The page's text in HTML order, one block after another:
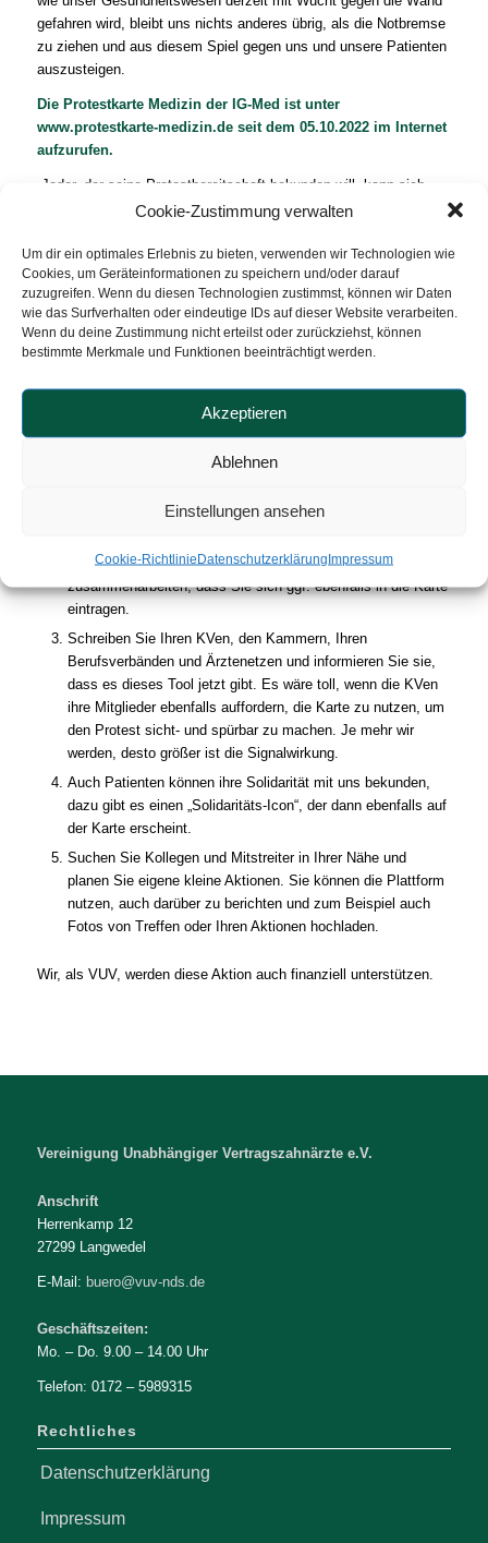
Cookie-Zustimmung verwalten
Um dir ein optimales Erlebnis zu bieten, verwenden wir Technologien wie
Cookies, um Geräteinformationen zu speichern und/oder darauf
zuzugreifen. Wenn du diesen Technologien zustimmst, können wir Daten
wie das Surfverhalten oder eindeutige IDs auf dieser Website verarbeiten.
Wenn du deine Zustimmung nicht erteilst oder zurückziehst, können
bestimmte Merkmale und Funktionen beeinträchtigt werden.
Akzeptieren
Ablehnen
Einstellungen ansehen
Cookie-RichtlinieDatenschutzerklärungImpressum
gefahren wird, bleibt uns nichts anderes übrig, als die Notbremse
zu ziehen und aus diesem Spiel gegen uns und unsere Patienten
auszusteigen.
Die Protestkarte Medizin der IG-Med ist unter
www.protestkarte-medizin.deseit dem 05.10.2022 im Internet
aufzurufen.
Jeder, der seine Protestbereitschaft bekunden will, kann sich
dort eintragen. Es wurde ein doppeltes
der dann zugeleiteten Mail bestätigen müssen. Prinzipiell ist es
auch möglich, sich ohne Kontaktdaten eintragen zu lassen.
Ziel dieser Karte ist es jedoch, dass sich die in der
medizinischen Versorgung tätigen Berufsgruppen vor Ort
können, so dass es schon sinnvoll wäre, seine Kontaktdaten mit
bereit sind, an entsprechenden Aktionen teilzunehmen.
medizinischen Therapieberufe, mit denen Sie
zusammenarbeiten, dass Sie sich ggf. ebenfalls in die Karte
eintragen.
Schreiben Sie Ihren KVen, den Kammern, Ihren
Berufsverbänden und Ärztenetzen und informieren Sie sie,
dass es dieses Tool jetzt gibt. Es wäre toll, wenn die KVen
ihre Mitglieder ebenfalls auffordern, die Karte zu nutzen, um
den Protest sicht- und spürbar zu machen. Je mehr wir
werden, desto größer ist die Signalwirkung.
Auch Patienten können ihre Solidarität mit uns bekunden,
dazu gibt es einen „Solidaritäts-Icon“, der dann ebenfalls auf
der Karte erscheint.
Suchen Sie Kollegen und Mitstreiter in Ihrer Nähe und
planen Sie eigene kleine Aktionen. Sie können die Plattform
nutzen, auch darüber zu berichten und zum Beispiel auch
Fotos von Treffen oder Ihren Aktionen hochladen.
Wir, als VUV, werden diese Aktion auch finanziell unterstützen.
Vereinigung Unabhängiger Vertragszahnärzte e.V.
Anschrift
Herrenkamp 12
27299 Langwedel
E-Mail: buero@vuv-nds.de
Geschäftszeiten:
Mo. – Do. 9.00 – 14.00 Uhr
Telefon: 0172 – 5989315
Rechtliches
Datenschutzerklärung
Impressum